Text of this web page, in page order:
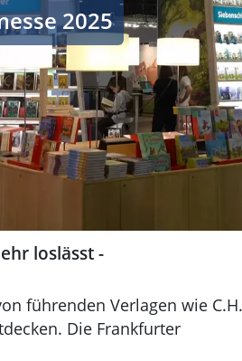
2025
loslässt -
führenden Verlagen wie C.H.
Die Frankfurter